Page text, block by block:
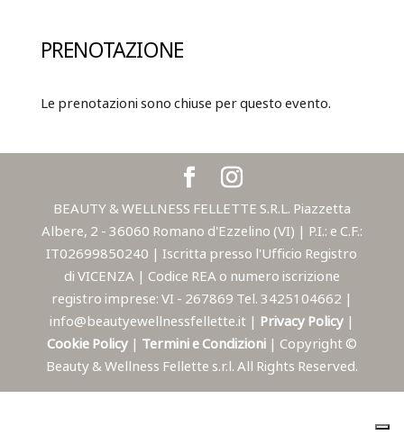
PRENOTAZIONE
Le prenotazioni sono chiuse per questo evento.
BEAUTY & WELLNESS FELLETTE S.R.L. Piazzetta
Albere, 2 - 36060 Romano d'Ezzelino (VI) | P.I.: e C.F.:
IT02699850240 | Iscritta presso l'Ufficio Registro
di VICENZA | Codice REA o numero iscrizione
registro imprese: VI - 267869 Tel. 3425104662 |
info@beautyewellnessfellette.it | Privacy Policy |
Cookie Policy | Termini e Condizioni | Copyright ©
Beauty & Wellness Fellette s.r.l. All Rights Reserved.